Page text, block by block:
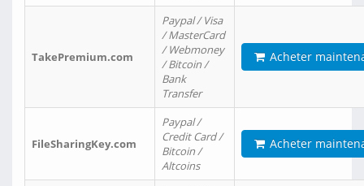
TakePremium.com
Paypal / Visa
/ MasterCard
/ Webmoney
/ Bitcoin /
Bank
Transfer
Acheter
FileSharingKey.com
Paypal /
Credit Card /
Bitcoin /
Altcoins
Acheter